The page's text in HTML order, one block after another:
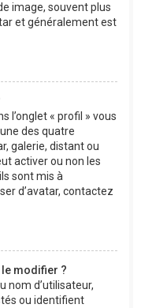
image, souvent plus
et généralement est
l’onglet « profil » vous
des quatre
galerie, distant ou
activer ou non les
sont mis à
d’avatar, contactez
le modifier ?
nom d’utilisateur,
ou identifient